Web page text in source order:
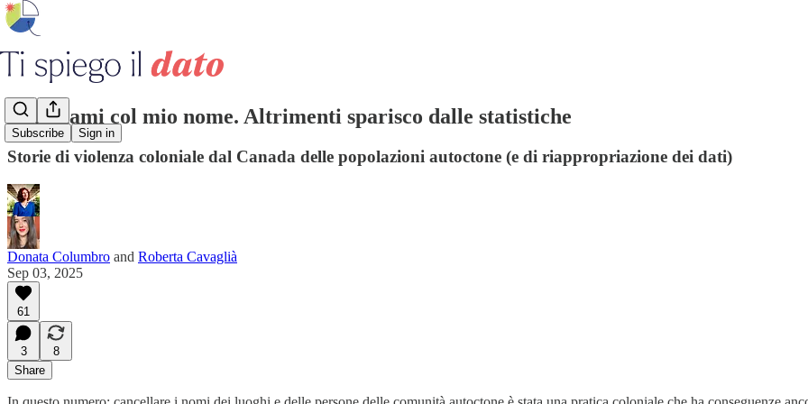
Subscribe Sign in
Chiamami col mio nome. Altrimenti sparisco dalle statistiche
Storie di violenza coloniale dal Canada delle popolazioni autoctone (e di riappropriazione dei dati)
Donata Columbro and Roberta Cavaglià
Sep 03, 2025
61
3
8
Share